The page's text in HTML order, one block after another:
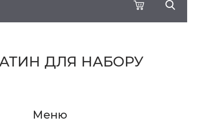
ДЛЯ НАБОРУ